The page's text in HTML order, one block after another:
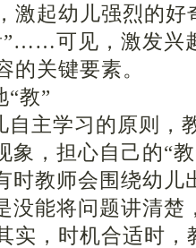
激起幼儿强烈的
”……可见，激发兴
的关键要素。
教”
主学习的原则，
象，担心自己的“
时教师会围绕幼儿
没能将问题讲清楚
实，时机合适时，